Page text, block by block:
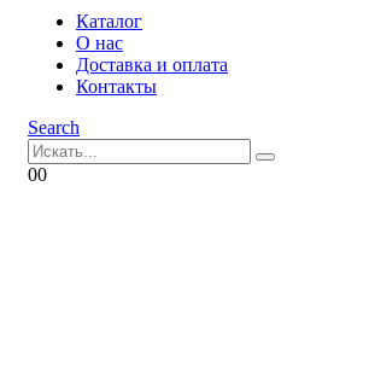
Каталог
О нас
Доставка и оплата
Контакты
Search
00